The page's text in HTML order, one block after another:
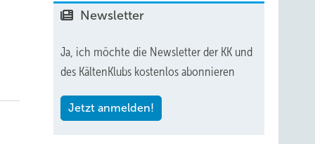
Newsletter
Ja, ich möchte die Newsletter der KK und
des KältenKlubs kostenlos abonnieren
Jetzt anmelden!